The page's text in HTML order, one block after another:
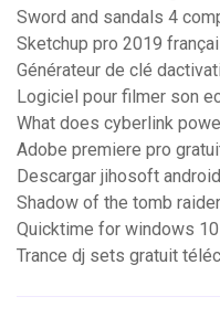
Sword and sandals 4
Sketchup pro 2019
Générateur de clé
Logiciel pour filmer son
What does cyberlink
Adobe premiere pro
Descargar jihosoft
Shadow of the tomb
Quicktime for windows
Trance dj sets gratuit